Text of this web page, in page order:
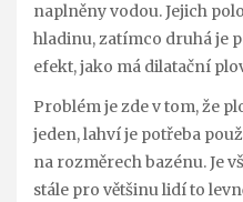
naplněny vodou. Jejich
hladinu, zatímco druhá je
efekt, jako má dilatační
Problém je zde v tom, že
jeden, lahví je potřeba
na rozměrech bazénu. Je
stále pro většinu lidí to